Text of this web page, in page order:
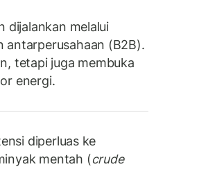
dijalankan melalui
antarperusahaan (B2B).
tetapi juga membuka
energi.
diperluas ke
mentah (crude